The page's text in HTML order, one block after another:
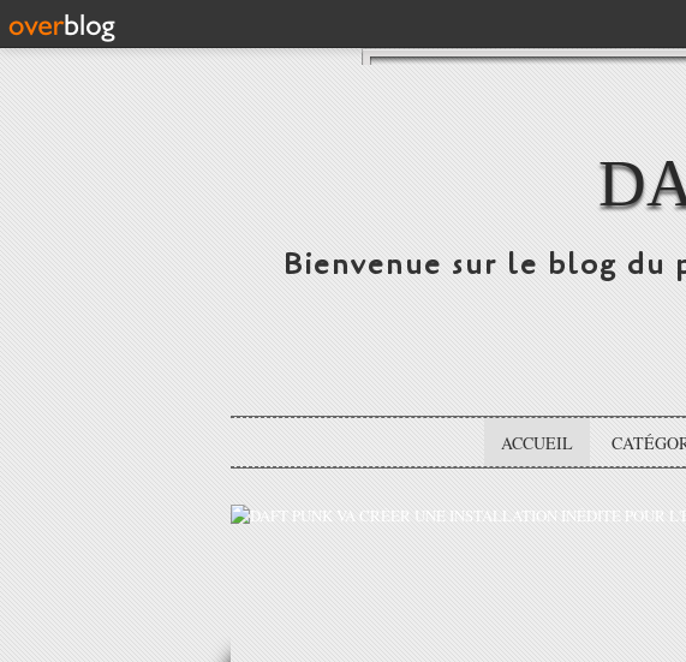
Bienvenue sur le blog
ACCUEIL